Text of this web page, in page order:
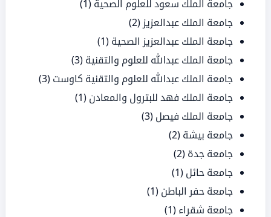
جامعة الملك سعود للعلوم الصحية (1)
جامعة الملك عبدالعزيز (2)
جامعة الملك عبدالعزيز الصحية (1)
جامعة الملك عبدالله للعلوم والتقنية (3)
جامعة الملك عبدالله للعلوم والتقنية كاوست (3)
جامعة الملك فهد للبترول والمعادن (1)
جامعة الملك فيصل (3)
جامعة بيشة (2)
جامعة جدة (2)
جامعة حائل (1)
جامعة حفر الباطن (1)
جامعة شقراء (1)